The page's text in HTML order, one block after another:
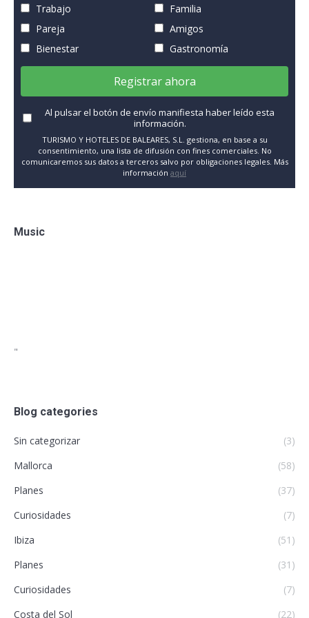
Trabajo
Familia
Pareja
Amigos
Bienestar
Gastronomía
Registrar ahora
Al pulsar el botón de envío manifiesta haber leído esta
información.
TURISMO Y HOTELES DE BALEARES, S.L. gestiona, en base a su
consentimiento, una lista de difusión con fines comerciales. No
comunicaremos sus datos a terceros salvo por obligaciones legales. Más
información aquí
Music
"
Blog categories
Sin categorizar
(3)
Mallorca
(58)
Planes
(37)
Curiosidades
(7)
Ibiza
(51)
Planes
(31)
Curiosidades
(7)
Costa del Sol
(22)